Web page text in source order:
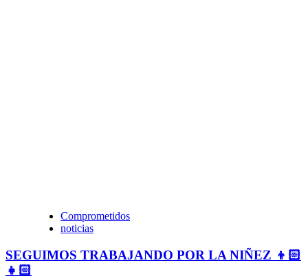
Comprometidos
noticias
SEGUIMOS TRABAJANDO POR LA NIÑEZ 👦🏻
👧🏻